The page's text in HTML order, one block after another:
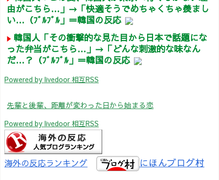
由がこちら…」→「快適そうでめちゃくちゃ羨まし
い…（ﾌﾞﾙﾌﾞﾙ」＝韓国の反応
韓国人「その衝撃的な見た目から日本で話題にな
った弁当がこちら…」→「どんな刺激的な味なん
だ…？（ﾌﾞﾙﾌﾞﾙ」＝韓国の反応
Powered by livedoor 相互RSS
先輩と後輩、距離が変わった日から始まる恋
Powered by livedoor 相互RSS
海外の反応ランキング にほんブログ村